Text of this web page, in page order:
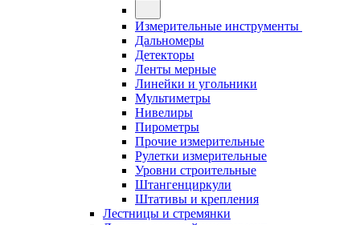
Измерительные инструменты
Дальномеры
Детекторы
Ленты мерные
Линейки и угольники
Мультиметры
Нивелиры
Пирометры
Прочие измерительные
Рулетки измерительные
Уровни строительные
Штангенциркули
Штативы и крепления
Лестницы и стремянки